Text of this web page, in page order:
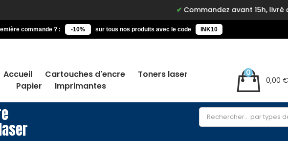
Commandez avant 15h, livré demain.
commande ? : -10% sur tous nos produits avec le code INK10
Accueil Cartouches d'encre
Toners laser
Papier
Imprimantes
0,00 €
0